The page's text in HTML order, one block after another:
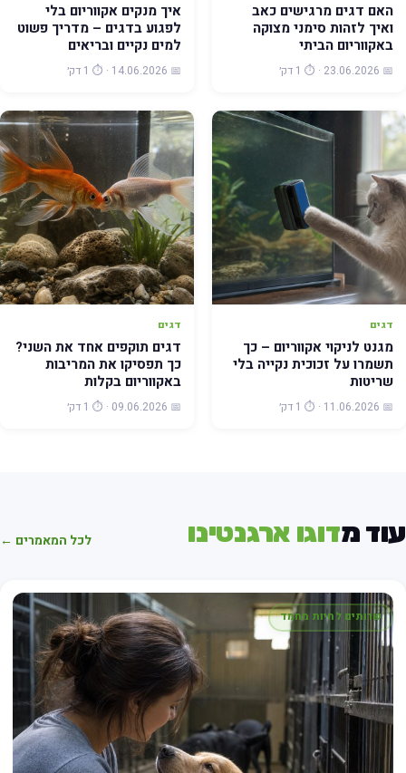
האם דגים מרגישים כאב
ואיך לזהות סימני מצוקה
באקווריום הביתי
📅 23.06.2026 · ⏱️ 1 דק׳
איך מנקים אקווריום בלי
לפגוע בדגים – מדריך פשוט
למים נקיים ובריאים
📅 14.06.2026 · ⏱️ 1 דק׳
דגים
מגנט לניקוי אקווריום – כך
תשמרו על זכוכית נקייה בלי
שריטות
📅 11.06.2026 · ⏱️ 1 דק׳
דגים
דגים תוקפים אחד את השני?
כך תפסיקו את המריבות
באקווריום בקלות
📅 09.06.2026 · ⏱️ 1 דק׳
מדוגו ארגנטינו לכל המאמרים ←
שרותים לחיות מחמד